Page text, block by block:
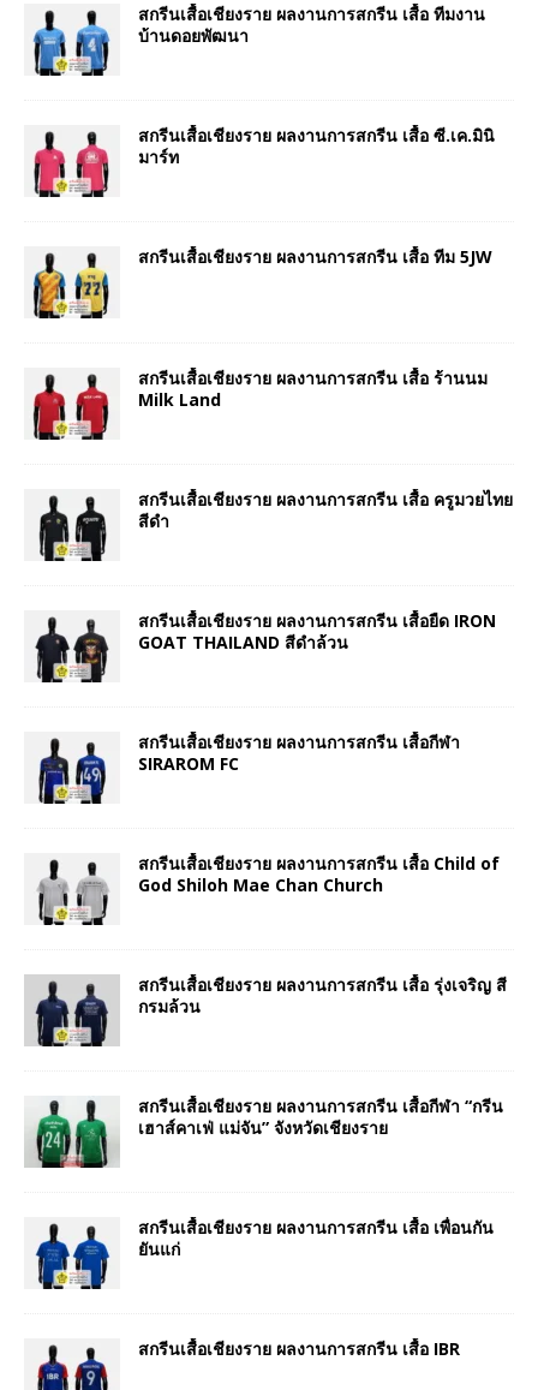
สกรีนเสื้อเชียงราย ผลงานการสกรีน เสื้อ ทีมงาน
บ้านดอยพัฒนา
สกรีนเสื้อเชียงราย ผลงานการสกรีน เสื้อ ซี.เค.มินิ
มาร์ท
สกรีนเสื้อเชียงราย ผลงานการสกรีน เสื้อ ทีม 5JW
สกรีนเสื้อเชียงราย ผลงานการสกรีน เสื้อ ร้านนม
Milk Land
สกรีนเสื้อเชียงราย ผลงานการสกรีน เสื้อ ครูมวยไทย
สีดำ
สกรีนเสื้อเชียงราย ผลงานการสกรีน เสื้อยืด IRON
GOAT THAILAND สีดำล้วน
สกรีนเสื้อเชียงราย ผลงานการสกรีน เสื้อกีฬา
SIRAROM FC
สกรีนเสื้อเชียงราย ผลงานการสกรีน เสื้อ Child of
God Shiloh Mae Chan Church
สกรีนเสื้อเชียงราย ผลงานการสกรีน เสื้อ รุ่งเจริญ สี
กรมล้วน
สกรีนเสื้อเชียงราย ผลงานการสกรีน เสื้อกีฬา “กรีน
เฮาส์คาเฟ่ แม่จัน” จังหวัดเชียงราย
สกรีนเสื้อเชียงราย ผลงานการสกรีน เสื้อ เพื่อนกัน
ยันแก่
สกรีนเสื้อเชียงราย ผลงานการสกรีน เสื้อ IBR